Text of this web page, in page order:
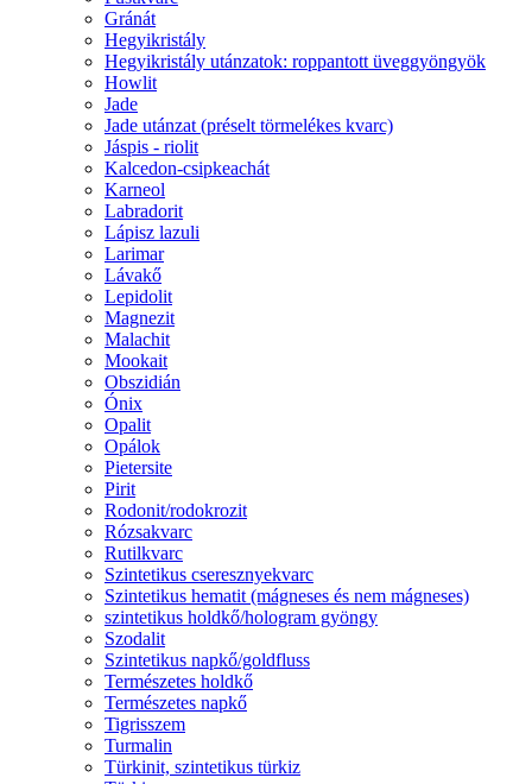
Gránát
Hegyikristály
Hegyikristály utánzatok: roppantott üveggyöngyök
Howlit
Jade
Jade utánzat (préselt törmelékes kvarc)
Jáspis - riolit
Kalcedon-csipkeachát
Karneol
Labradorit
Lápisz lazuli
Larimar
Lávakő
Lepidolit
Magnezit
Malachit
Mookait
Obszidián
Ónix
Opalit
Opálok
Pietersite
Pirit
Rodonit/rodokrozit
Rózsakvarc
Rutilkvarc
Szintetikus cseresznyekvarc
Szintetikus hematit (mágneses és nem mágneses)
szintetikus holdkő/hologram gyöngy
Szodalit
Szintetikus napkő/goldfluss
Természetes holdkő
Természetes napkő
Tigrisszem
Turmalin
Türkinit, szintetikus türkiz